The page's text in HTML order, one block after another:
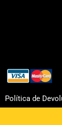
Política de